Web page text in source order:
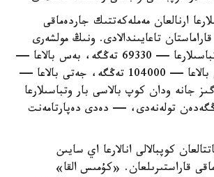
ارنالعان مەملەكەتتىك جاردەماقى
تاعايىندالادى. ونىڭ مولشەرى
ءتورت بالاسى بار وتباسىلارعا — 69330 تەڭگە، بەس بالاعا —
86673 تەڭگە، التى بالاعا — 104000 تەڭگە، جەتى بالاعا —
سەگىز جانە ودان كوپ بالاسى بار وتباسىلارعا
17300 تەڭگەدەن تولەنەدى، — دەدى دەپارتامەنت
كوپبالالى انالارعا اي سايىن
قاراستىرىلعان. «كۇمىس القا»